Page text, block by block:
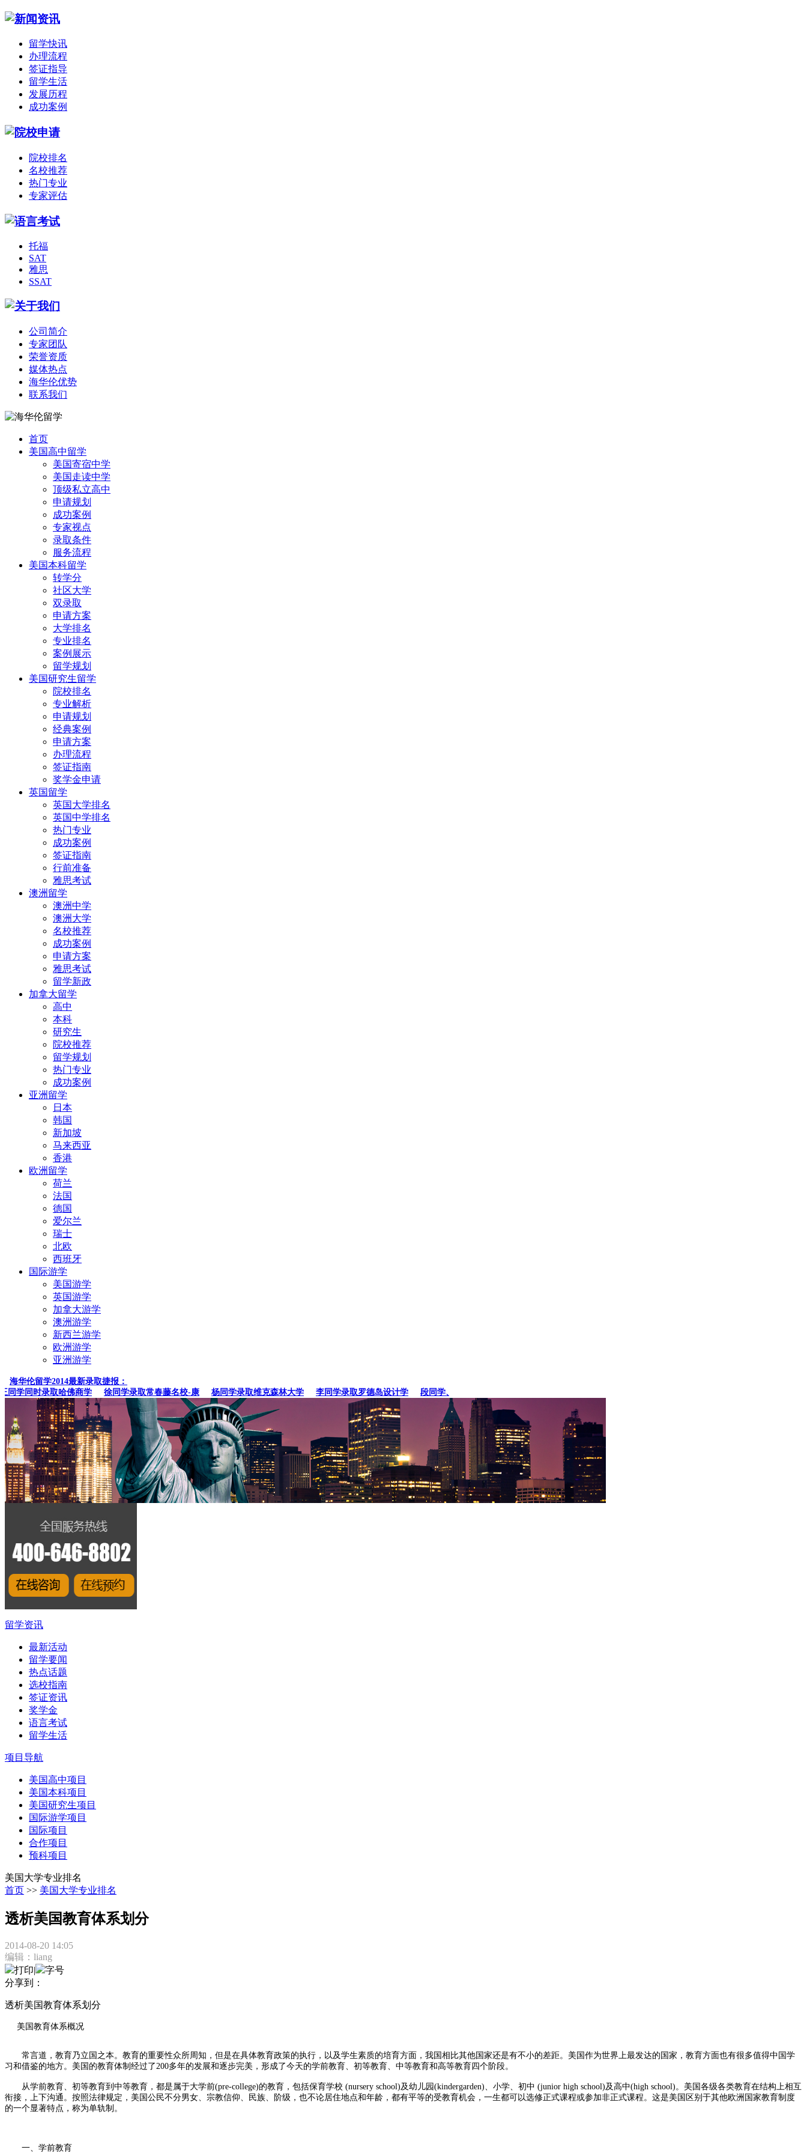
留学快讯
办理流程
签证指导
留学生活
发展历程
成功案例
院校排名
名校推荐
热门专业
专家评估
托福
SAT
雅思
SSAT
公司简介
专家团队
荣誉资质
媒体热点
海华伦优势
联系我们
首页
美国高中留学
美国寄宿中学
美国走读中学
顶级私立高中
申请规划
成功案例
专家视点
录取条件
服务流程
美国本科留学
转学分
社区大学
双录取
申请方案
大学排名
专业排名
案例展示
留学规划
美国研究生留学
院校排名
专业解析
申请规划
经典案例
申请方案
办理流程
签证指南
奖学金申请
英国留学
英国大学排名
英国中学排名
热门专业
成功案例
签证指南
行前准备
雅思考试
澳洲留学
澳洲中学
澳洲大学
名校推荐
成功案例
申请方案
雅思考试
留学新政
加拿大留学
高中
本科
研究生
院校推荐
留学规划
热门专业
成功案例
亚洲留学
日本
韩国
新加坡
马来西亚
香港
欧洲留学
荷兰
法国
德国
爱尔兰
瑞士
北欧
西班牙
国际游学
美国游学
英国游学
加拿大游学
澳洲游学
新西兰游学
欧洲游学
亚洲游学
海华伦留学2014最新录取捷报：
同时录取哈佛商学
徐同学录取常春藤名校-康 杨同学录取维克森林大学 李同学录取罗德岛设计学 段同学、贾同学录取纽约
留学资讯
最新活动
留学要闻
热点话题
选校指南
签证资讯
奖学金
语言考试
留学生活
项目导航
美国高中项目
美国本科项目
美国研究生项目
国际游学项目
国际项目
合作项目
预科项目
美国大学专业排名
首页 >> 美国大学专业排名
透析美国教育体系划分
2014-08-20 14:05
编辑：liang
打印|
字号
分享到：
透析美国教育体系划分
美国教育体系概况
常言道，教育乃立国之本。教育的重要性众所周知，但是在具体教育政策的执行，以及学生素质的培育方面，我国相比其他国家还是有不小的差距。美国作为世界上最发达的国家，教育方面也有很多值得中国学
习和借鉴的地方。美国的教育体制经过了200多年的发展和逐步完美，形成了今天的学前教育、初等教育、中等教育和高等教育四个阶段。
从学前教育、初等教育到中等教育，都是属于大学前(pre-college)的教育，包括保育学校 (nursery school)及幼儿园(kindergarden)、小学、初中 (junior high school)及高中(high school)。美国各级各类教育在结构上相互
衔接，上下沟通。按照法律规定，美国公民不分男女、宗教信仰、民族、阶级，也不论居住地点和年龄，都有平等的受教育机会，一生都可以选修正式课程或参加非正式课程。这是美国区别于其他欧洲国家教育制度
的一个显著特点，称为单轨制。
一、学前教育